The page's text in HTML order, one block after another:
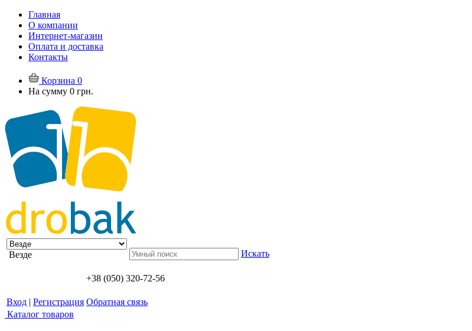
Главная
О компании
Интернет-магазин
Оплата и доставка
Контакты
Корзина 0
На сумму 0 грн.
Везде Искать
+38 (050) 320-72-56
Вход | Регистрация Обратная связь
Каталог товаров